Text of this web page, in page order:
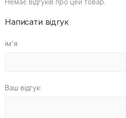
Немає відгуків про цей товар.
Написати відгук
ім'я
Ваш відгук: